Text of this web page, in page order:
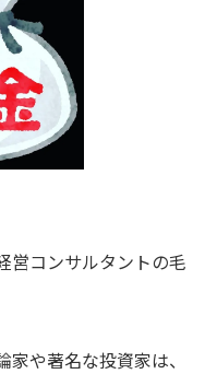
営コンサルタントの毛
や著名な投資家は、